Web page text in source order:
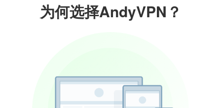
为何选择AndyVPN？